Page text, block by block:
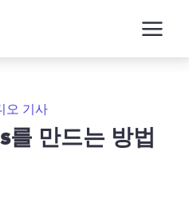
오 기사
만드는 방법